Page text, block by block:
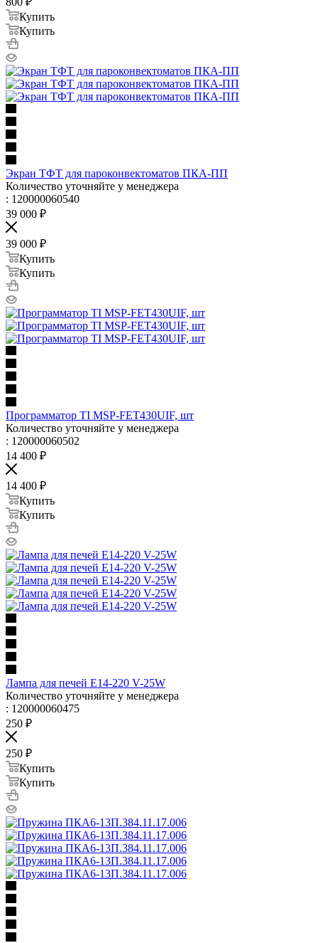
Купить
Купить
Экран ТФТ для пароконвектоматов ПКА-ПП
Количество уточняйте у менеджера
: 120000060540
39 000 ₽
39 000 ₽
Купить
Купить
Программатор TI MSP-FET430UIF, шт
Количество уточняйте у менеджера
: 120000060502
14 400 ₽
14 400 ₽
Купить
Купить
Лампа для печей Е14-220 V-25W
Количество уточняйте у менеджера
: 120000060475
250 ₽
250 ₽
Купить
Купить